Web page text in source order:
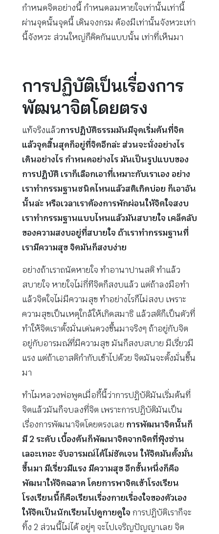
กำหนดจิตอย่างนี้ กำหนดลมหายใจเท่านั้นเท่านี้
ผ่านจุดนั้นจุดนี้ เดินจงกรม ต้องมีเท่านั้นจังหวะเท่า
นี้จังหวะ ส่วนใหญ่ก็คิดกันแบบนั้น เท่าที่เห็นมา
การปฏิบัติเป็นเรื่องการ
พัฒนาจิตโดยตรง
แท้จริงแล้วการปฏิบัติธรรมมันมีจุดเริ่มต้นที่จิต
แล้วจุดสิ้นสุดก็อยู่ที่จิตอีกล่ะ ส่วนจะนั่งอย่างไร
เดินอย่างไร กำหนดอย่างไร มันเป็นรูปแบบของ
การปฏิบัติ เราก็เลือกเอาที่เหมาะกับเราเอง อย่าง
เราทำกรรมฐานชนิดไหนแล้วสติเกิดบ่อย ก็เอาอัน
นั้นล่ะ หรือเวลาเราต้องการพักผ่อนให้จิตใจสงบ
เราทำกรรมฐานแบบไหนแล้วมันสบายใจ เคล็ดลับ
ของความสงบอยู่ที่สบายใจ ถ้าเราทำกรรมฐานที่
เรามีความสุข จิตมันก็สงบง่าย
อย่างถ้าเราถนัดหายใจ ทำอานาปานสติ ทำแล้ว
สบายใจ หายใจไม่กี่ทีจิตก็สงบแล้ว แต่ถ้าลงมือทำ
แล้วจิตใจไม่มีความสุข ทำอย่างไรก็ไม่สงบ เพราะ
ความสุขเป็นเหตุใกล้ให้เกิดสมาธิ แล้วสติก็เป็นตัวที่
ทำให้จิตเราตั้งมั่นเด่นดวงขึ้นมาจริงๆ ถ้าอยู่กับจิต
อยู่กับอารมณ์ที่มีความสุข มันก็สงบสบาย มีเรี่ยวมี
แรง แต่ถ้าเอาสติกำกับเข้าไปด้วย จิตมันจะตั้งมั่นขึ้น
มา
ทำไมหลวงพ่อพูดเมื่อกี้นี้ว่าการปฏิบัติมันเริ่มต้นที่
จิตแล้วมันก็จบลงที่จิต เพราะการปฏิบัติมันเป็น
เรื่องการพัฒนาจิตโดยตรงเลย การพัฒนาจิตนั้นก็
มี 2 ระดับ เบื้องต้นก็พัฒนาจิตจากจิตที่ฟุ้งซ่าน
เลอะเทอะ จับอารมณ์ได้ไม่ชัดเจน ให้จิตมันตั้งมั่น
ขึ้นมา มีเรี่ยวมีแรง มีความสุข อีกขั้นหนึ่งก็คือ
พัฒนาให้จิตฉลาด โดยการพาจิตเข้าโรงเรียน
โรงเรียนนี้ก็คือเรียนเรื่องกายเรื่องใจของตัวเอง
ให้จิตเป็นนักเรียนไปดูกายดูใจ การปฏิบัติเราก็จะ
ทิ้ง 2 ส่วนนี้ไม่ได้ อยู่ๆ จะไปเจริญปัญญาเลย จิต